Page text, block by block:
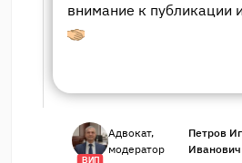
внимание к публикации
ВИП
Адвокат,
модератор
Петров
Иванович